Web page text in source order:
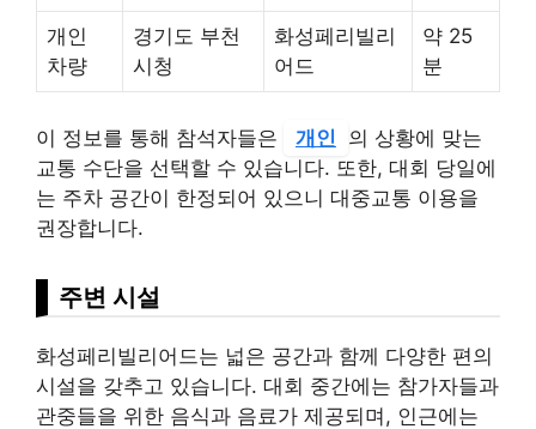
개인
차량
경기도 부천
시청
화성페리빌리
어드
약 25
분
이 정보를 통해 참석자들은 개인
의 상황에 맞는
교통 수단을 선택할 수 있습니다. 또한, 대회 당일에
는 주차 공간이 한정되어 있으니 대중교통 이용을
권장합니다.
주변 시설
화성페리빌리어드는 넓은 공간과 함께 다양한 편의
시설을 갖추고 있습니다. 대회 중간에는 참가자들과
관중들을 위한 음식과 음료가 제공되며, 인근에는